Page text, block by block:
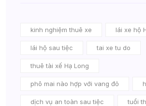
kinh nghiệm thuê xe lái xe hộ
lái hộ sau tiệc tai xe tu do
thuê tài xế Hạ Long
phô mai nào hợp với vang đỏ
dịch vụ an toàn sau tiệc tuổi